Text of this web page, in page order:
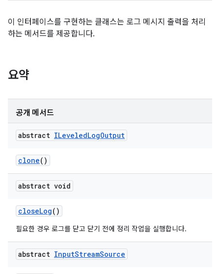
이 인터페이스를 구현하는 클래스는 로그 메시지 출력을 처리
하는 메서드를 제공합니다.
요약
공개 메서드
abstract ILeveledLogOutput
clone()
abstract void
closeLog()
필요한 경우 로그를 닫고 닫기 전에 정리 작업을 실행합니다.
abstract InputStreamSource